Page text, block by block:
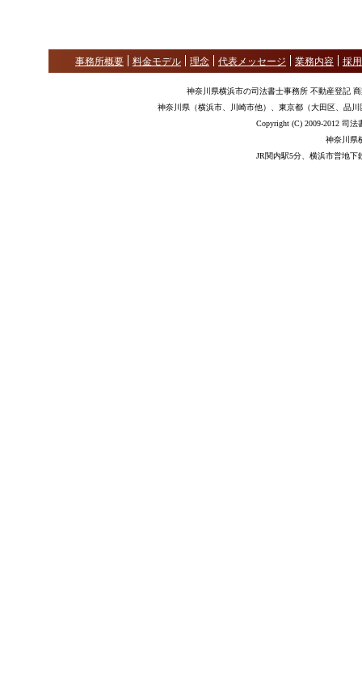
事務所概要 料金モデル 理念 代表メッセージ 業務内容 採
神奈川県横浜市の司法書士事務所 不動産登記
神奈川県（横浜市、川崎市他）、東京都（大田区、品
Copyright (C) 2009-2012 司
神奈川県
JR関内駅5分、横浜市営地